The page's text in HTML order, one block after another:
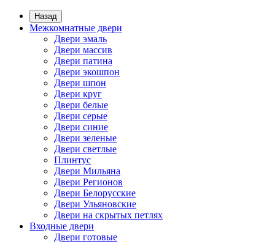
Назад
Межкомнатные двери
Двери эмаль
Двери массив
Двери патина
Двери экошпон
Двери шпон
Двери круг
Двери белые
Двери серые
Двери синие
Двери зеленые
Двери светлые
Плинтус
Двери Мильяна
Двери Регионов
Двери Белорусские
Двери Ульяновские
Двери на скрытых петлях
Входные двери
Двери готовые